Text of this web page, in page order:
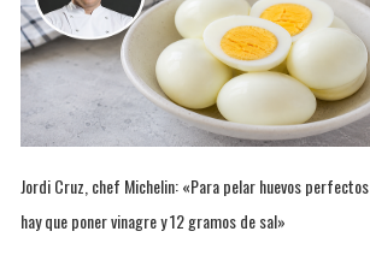
Jordi Cruz, chef Michelin: «Para pelar huevos perfectos
hay que poner vinagre y 12 gramos de sal»